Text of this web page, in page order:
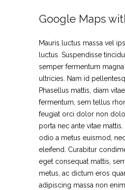
Google Maps
Mauris luctus massa vel
luctus. Suspendisse
semper fermentum
ultricies. Nam id
Phasellus mattis, diam
fermentum, sem tellus
feugiat orci dolor non
porta nec ante vitae
odio a metus euismod,
eleifend. Curabitur
eget consequat mattis,
metus, ac dictum eros
adipiscing massa non